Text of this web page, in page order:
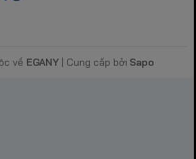
về EGANY | Cung cấp bởi Sapo